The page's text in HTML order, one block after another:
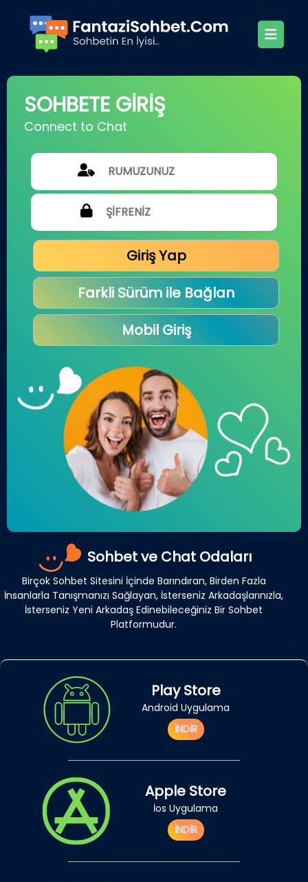
SOHBETE GİRİŞ
Connect to Chat
Giriş Yap
Farkli Sürüm ile Bağlan
Mobil Giriş
Sohbet ve Chat Odaları
Birçok Sohbet Sitesini İçinde Barındıran, Birden Fazla
İnsanlarla Tanışmanızı Sağlayan, İsterseniz Arkadaşlarınızla,
İsterseniz Yeni Arkadaş Edinebileceğiniz Bir Sohbet
Platformudur.
Play Store
Android Uygulama
İNDİR
Apple Store
İos Uygulama
İNDİR